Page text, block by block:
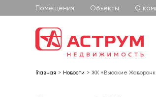
Помещения Объекты О
Главная Новости ЖК «Высокие